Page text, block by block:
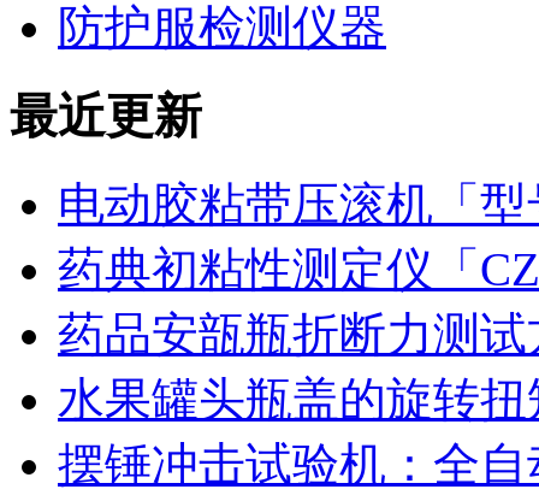
防护服检测仪器
最近更新
电动胶粘带压滚机「
药典初粘性测定仪「
药品安瓿瓶折断力测
水果罐头瓶盖的旋转
摆锤冲击试验机：全